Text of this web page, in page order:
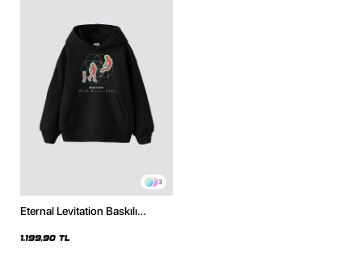
3
Eternal Levitation Baskılı
1.199,90 TL